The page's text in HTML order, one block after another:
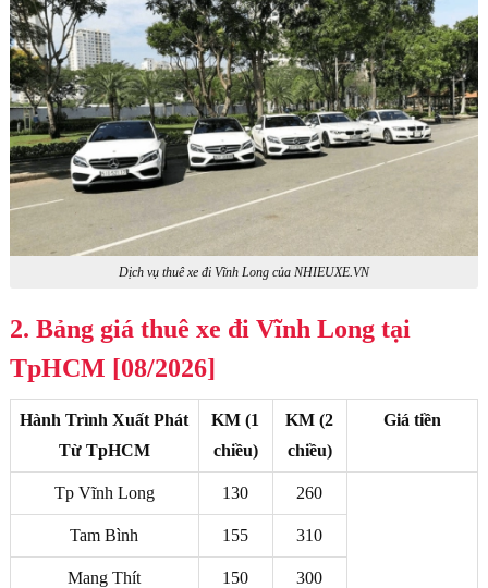
Dịch vụ thuê xe đi Vĩnh Long của NHIEUXE.VN
2. Bảng giá thuê xe đi Vĩnh Long tại
TpHCM [08/2026]
Hành Trình Xuất Phát
Từ TpHCM
KM (1
chiều)
KM (2
chiều)
Giá tiền
Tp Vĩnh Long 130 260
Tam Bình 155 310
Mang Thít 150 300